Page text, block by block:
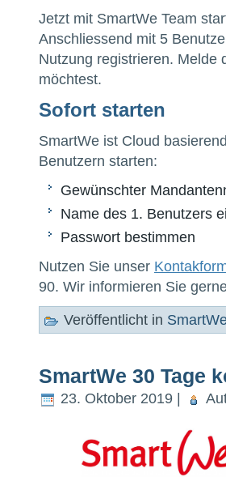
Jetzt mit SmartWe Team
Anschliessend mit 5
Nutzung registrieren. Melde
möchtest.
Sofort starten
SmartWe ist Cloud
Benutzern starten:
Gewünschter
Name des 1. Benutzers
Passwort bestimmen
Nutzen Sie unser
90. Wir informieren Sie
Veröffentlicht in
SmartWe 30 Tage
23. Oktober 2019 |